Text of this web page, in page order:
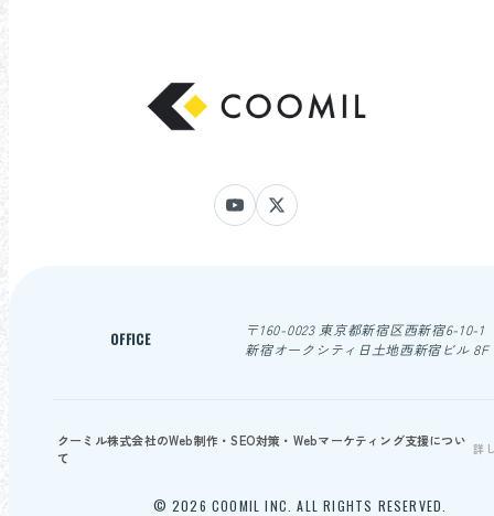
OFFICE
〒160-0023 東京都新宿区西新宿6-10-1
新宿オークシティ日土地西新宿ビル 8F
クーミル株式会社のWeb制作・SEO対策・Webマーケティング支援につい
て
詳
© 2026 COOMIL INC. ALL RIGHTS RESERVED.